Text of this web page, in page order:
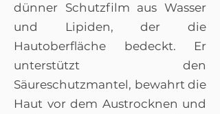
dünner Schutzfilm aus Wasser
und Lipiden, der die
Hautoberfläche bedeckt. Er
unterstützt den
Säureschutzmantel, bewahrt die
Haut vor dem Austrocknen und